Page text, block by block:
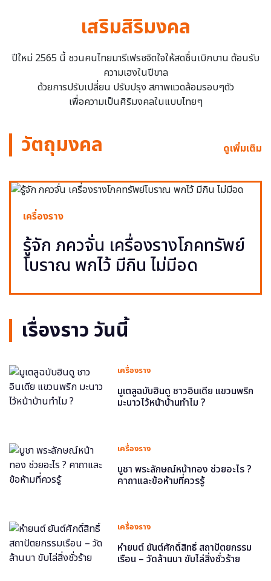
เสริมสิริมงคล
ปีใหม่ 2565 นี้ ชวนคนไทยมารีเฟรชจิตใจให้สดชื่นเบิกบาน ต้อนรับ
ความเฮงในปีขาล
ด้วยการปรับเปลี่ยน ปรับปรุง สภาพแวดล้อมรอบๆตัว
เพื่อความเป็นศิริมงคลในแบบไทยๆ
วัตถุมงคล ดูเพิ่มเติม
เครื่องราง
รู้จัก ภควจั่น เครื่องรางโภคทรัพย์
โบราณ พกไว้ มีกิน ไม่มีอด
เรื่องราว วันนี้
เครื่องราง
มูเตลูฉบับฮินดู ชาวอินเดีย แขวนพริก
มะนาวไว้หน้าบ้านทำไม ?
เครื่องราง
บูชา พระลักษณ์หน้าทอง ช่วยอะไร ?
คาถาและข้อห้ามที่ควรรู้
เครื่องราง
หำยนต์ ยันต์ศักดิ์สิทธิ์ สถาปัตยกรรม
เรือน – วัดล้านนา ขับไล่สิ่งชั่วร้าย